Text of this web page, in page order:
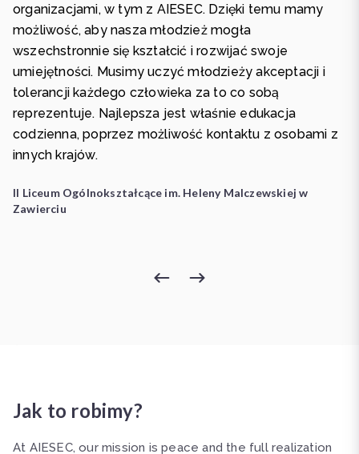
organizacjami, w tym z AIESEC. Dzięki temu mamy
możliwość, aby nasza młodzież mogła
wszechstronnie się kształcić i rozwijać swoje
umiejętności. Musimy uczyć młodzieży akceptacji i
tolerancji każdego człowieka za to co sobą
reprezentuje. Najlepsza jest właśnie edukacja
codzienna, poprzez możliwość kontaktu z osobami z
innych krajów.
II Liceum Ogólnokształcące im. Heleny Malczewskiej w
Zawierciu
Jak to robimy?
At AIESEC, our mission is peace and the full realization